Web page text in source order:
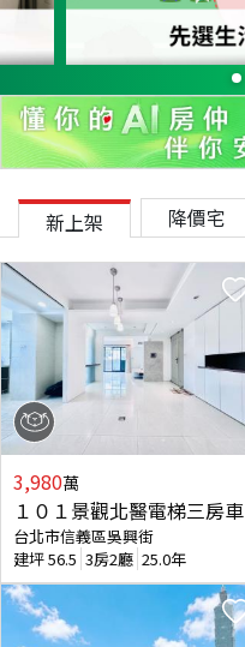
新上架 降價宅
3,980萬
１０１景觀北醫電梯三房車
台北市信義區吳興街
建坪56.5 3房2廳 25.0年